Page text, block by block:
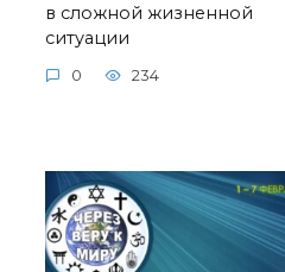
в сложной жизненной
ситуации
0 234